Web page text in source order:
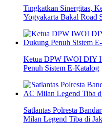
Tingkatkan Sinergitas,
Yogyakarta Bakal Road
Ketua DPW IWOI DIY
Penuh Sistem E-Katalog
Satlantas Polresta
Milan Legend Tiba di